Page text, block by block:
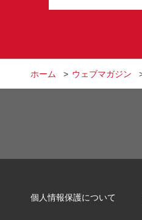
ホーム ウェブマガジン
個人情報保護について